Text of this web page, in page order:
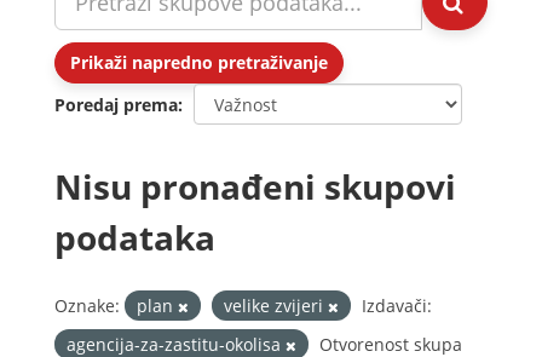
Prikaži napredno pretraživanje
Poredaj prema
Nisu pronađeni skupovi
podataka
Oznake: plan velike zvijeri
Izdavači:
agencija-za-zastitu-okolisa
Otvorenost skupa